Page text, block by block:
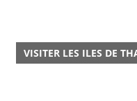
VISITER LES ILES DE